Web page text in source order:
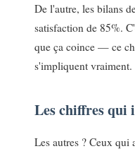
De l'autre, les bilans
satisfaction de 85%.
que ça coince — ce
s'impliquent vraiment.
Les chiffres qui
Les autres ? Ceux qui